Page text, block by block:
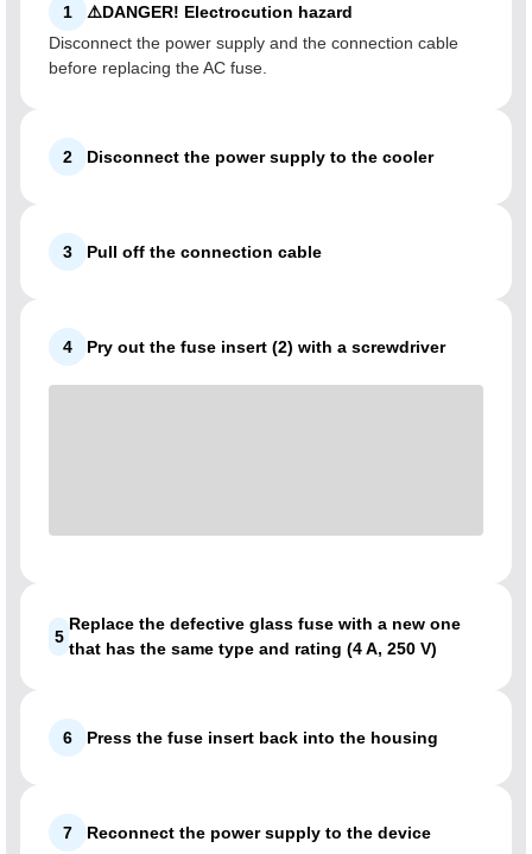
1
⚠️DANGER! Electrocution hazard
Disconnect the power supply and the connection cable
before replacing the AC fuse.
2 Disconnect the power supply to the cooler
3 Pull off the connection cable
4 Pry out the fuse insert (2) with a screwdriver
5
Replace the defective glass fuse with a new one
that has the same type and rating (4 A, 250 V)
6 Press the fuse insert back into the housing
7 Reconnect the power supply to the device